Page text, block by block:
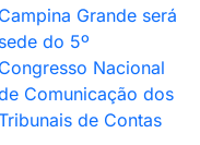
Campina Grande será
sede do 5º
Congresso Nacional
Comunicação dos
de Contas